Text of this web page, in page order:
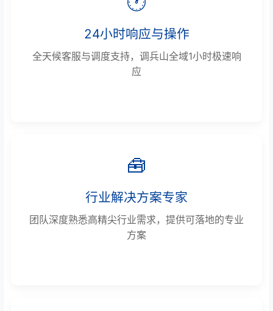
24小时响应与操作
全天候客服与调度支持，调兵山全域1小时极速响
应
🧰
行业解决方案专家
团队深度熟悉高精尖行业需求，提供可落地的专业
方案